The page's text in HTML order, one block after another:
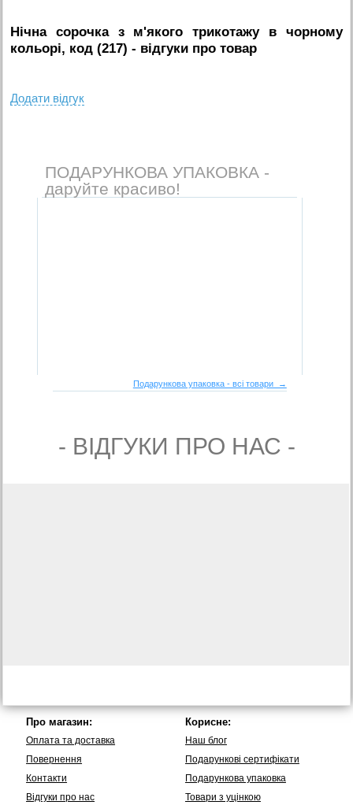
Нічна сорочка з м'якого трикотажу в чорному
кольорі, код (217) - вiдгуки про товар
Додати вiдгук
ПОДАРУНКОВА УПАКОВКА -
даруйте красиво!
Подарункова упаковка - всі товари →
- ВIДГУКИ ПРО НАС -
Про магазин:
Оплата та доставка
Повернення
Контакти
Вiдгуки про нас
Корисне:
Наш блог
Подарункові сертифікати
Подарункова упаковка
Товари з уцінкою